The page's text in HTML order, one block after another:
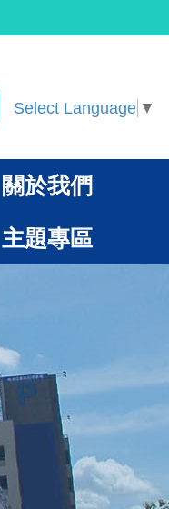
Select Language ▼
關於我們
主題專區